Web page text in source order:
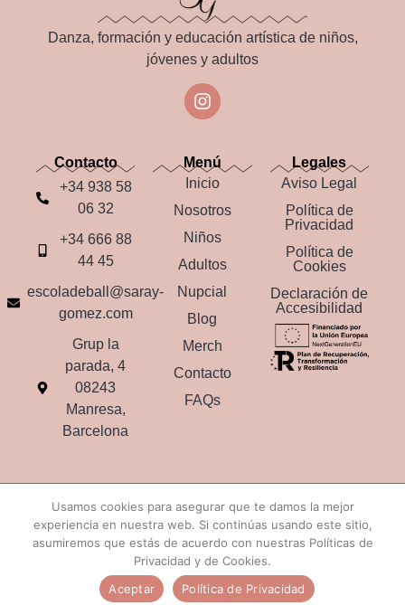
Danza, formación y educación artística de niños,
jóvenes y adultos
Contacto
+34 938 58
06 32
+34 666 88
44 45
escoladeball@saray-
gomez.com
Grup la
parada, 4
08243
Manresa,
Barcelona
Menú
Inicio
Nosotros
Niños
Adultos
Nupcial
Blog
Merch
Contacto
FAQs
Legales
Aviso Legal
Política de
Privacidad
Política de
Cookies
Declaración de
Accesibilidad
© 2026 Saray Gómez Escola de Ball. Todos los derechos
reservados.
Usamos cookies para asegurar que te damos la mejor
experiencia en nuestra web. Si continúas usando este sitio,
asumiremos que estás de acuerdo con nuestras Políticas de
Privacidad y de Cookies.
Aceptar
Política de Privacidad